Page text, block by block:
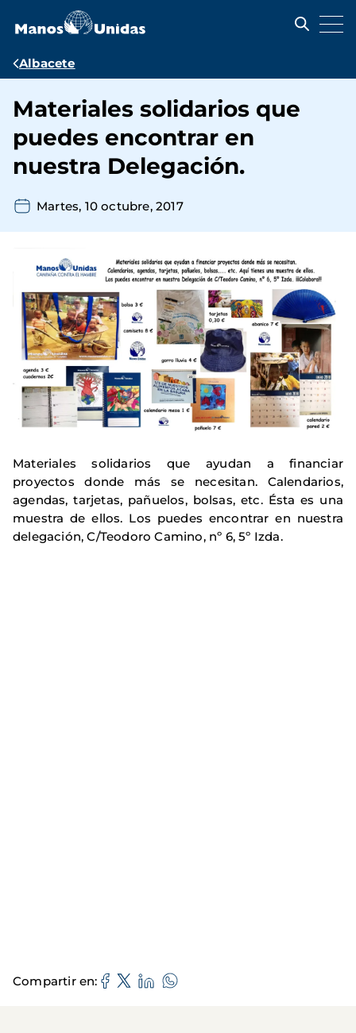
contenido
Ruta
navegación
Albacete
Materiales solidarios que
puedes encontrar en
nuestra Delegación.
Martes, 10 octubre, 2017
Materiales solidarios que ayudan a financiar
proyectos donde más se necesitan. Calendarios,
agendas, tarjetas, pañuelos, bolsas, etc. Ésta es una
muestra de ellos. Los puedes encontrar en nuestra
delegación, C/Teodoro Camino, nº 6, 5º Izda.
Compartir en